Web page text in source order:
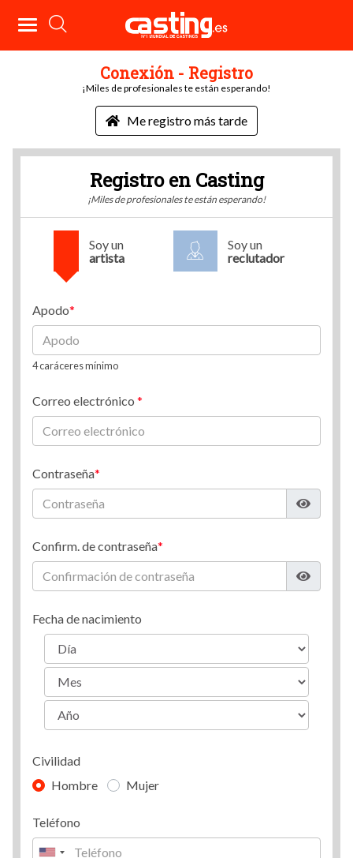
Conexión - Registro
¡Miles de profesionales te están esperando!
Me registro más tarde
Registro en Casting
¡Miles de profesionales te están esperando!
Soy un
artista
Soy un
reclutador
Apodo
4 caráceres mínimo
Correo electrónico
Contraseña
Confirm. de contraseña
Fecha de nacimiento
Civilidad
Hombre
Mujer
Teléfono